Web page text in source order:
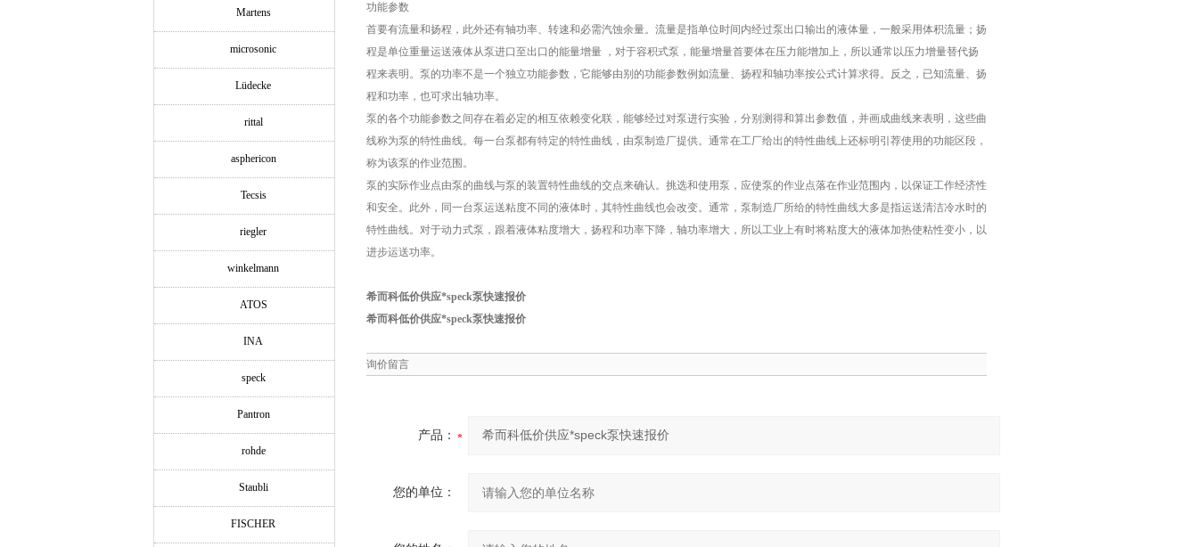
Martens
microsonic
Lüdecke
rittal
asphericon
Tecsis
riegler
winkelmann
ATOS
INA
speck
Pantron
rohde
Staubli
FISCHER
功能参数
首要有流量和扬程，此外还有轴功率、转速和必需汽蚀余量。流量是指单位时间内经过泵出口输出的液体量，一般采用体积流量；扬
程是单位重量运送液体从泵进口至出口的能量增量 ，对于容积式泵，能量增量首要体在压力能增加上，所以通常以压力增量替代扬
程来表明。泵的功率不是一个独立功能参数，它能够由别的功能参数例如流量、扬程和轴功率按公式计算求得。反之，已知流量、扬
程和功率，也可求出轴功率。
泵的各个功能参数之间存在着必定的相互依赖变化联，能够经过对泵进行实验，分别测得和算出参数值，并画成曲线来表明，这些曲
线称为泵的特性曲线。每一台泵都有特定的特性曲线，由泵制造厂提供。通常在工厂给出的特性曲线上还标明引荐使用的功能区段，
称为该泵的作业范围。
泵的实际作业点由泵的曲线与泵的装置特性曲线的交点来确认。挑选和使用泵，应使泵的作业点落在作业范围内，以保证工作经济性
和安全。此外，同一台泵运送粘度不同的液体时，其特性曲线也会改变。通常，泵制造厂所给的特性曲线大多是指运送清洁冷水时的
特性曲线。对于动力式泵，跟着液体粘度增大，扬程和功率下降，轴功率增大，所以工业上有时将粘度大的液体加热使粘性变小，以
进步运送功率。
希而科低价供应*speck泵快速报价
希而科低价供应*speck泵快速报价
询价留言
产品：
您的单位：